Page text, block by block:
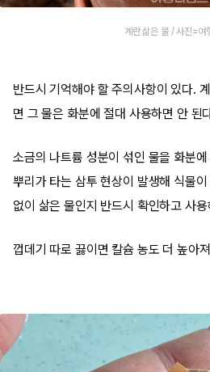
계란 삶은 물 / 사진=여
반드시 기억해야 할 주의사항이 있다.
면 그 물은 화분에 절대 사용하면 안 된
소금의 나트륨 성분이 섞인 물을 화분
뿌리가 타는 삼투 현상이 발생해 식물
없이 삶은 물인지 반드시 확인하고 사
껍데기 따로 끓이면 칼슘 농도 더 높아져